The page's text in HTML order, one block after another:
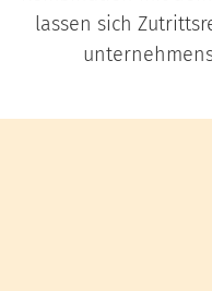
lassen sich